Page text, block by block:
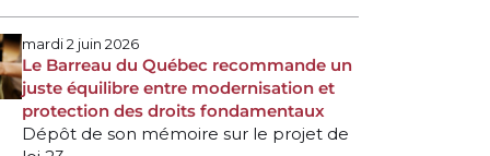
mardi 2 juin 2026
Le Barreau du Québec recommande un
juste équilibre entre modernisation et
protection des droits fondamentaux
Dépôt de son mémoire sur le projet de